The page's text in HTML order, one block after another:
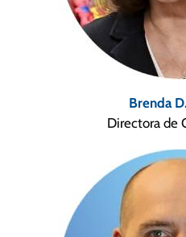
Brenda
Directora de